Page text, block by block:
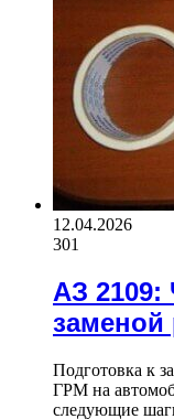
12.04.2026
301
АЗ 2109:
Подготовка к
ГРМ на
следующие